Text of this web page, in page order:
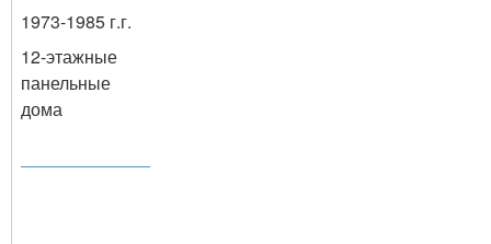
1973-1985 г.г.
12-этажные
панельные
дома